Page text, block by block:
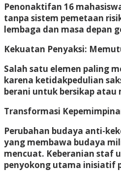
Penonaktifan 16
tanpa sistem pemetaan
lembaga dan masa depan
Kekuatan Penyaksi:
Salah satu elemen paling
karena ketidakpedulian
berani untuk bersikap atau
Transformasi
Perubahan budaya anti-
yang membawa budaya
mencuat. Keberanian staf
penyokong utama inisiatif